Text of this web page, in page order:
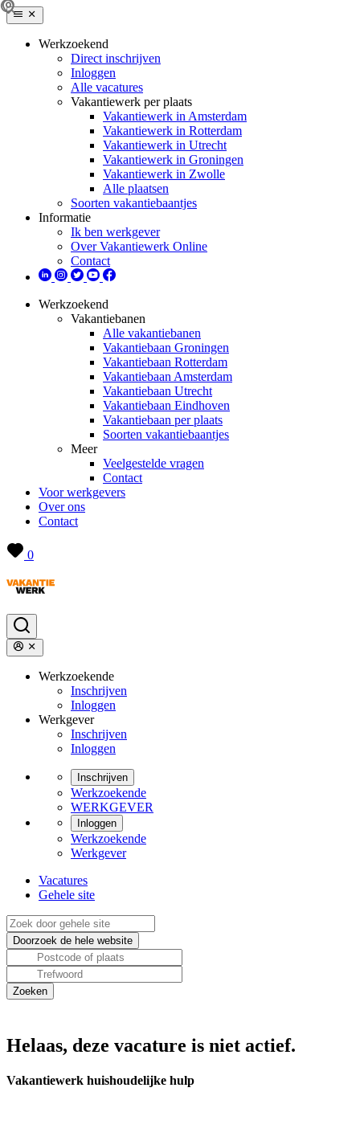
Werkzoekend
Direct inschrijven
Inloggen
Alle vacatures
Vakantiewerk per plaats
Vakantiewerk in Amsterdam
Vakantiewerk in Rotterdam
Vakantiewerk in Utrecht
Vakantiewerk in Groningen
Vakantiewerk in Zwolle
Alle plaatsen
Soorten vakantiebaantjes
Informatie
Ik ben werkgever
Over Vakantiewerk Online
Contact
Werkzoekend
Vakantiebanen
Alle vakantiebanen
Vakantiebaan Groningen
Vakantiebaan Rotterdam
Vakantiebaan Amsterdam
Vakantiebaan Utrecht
Vakantiebaan Eindhoven
Vakantiebaan per plaats
Soorten vakantiebaantjes
Meer
Veelgestelde vragen
Contact
Voor werkgevers
Over ons
Contact
0
Werkzoekende
Inschrijven
Inloggen
Werkgever
Inschrijven
Inloggen
Inschrijven
Werkzoekende
WERKGEVER
Inloggen
Werkzoekende
Werkgever
Vacatures
Gehele site
Helaas, deze vacature is niet actief.
Vakantiewerk huishoudelijke hulp